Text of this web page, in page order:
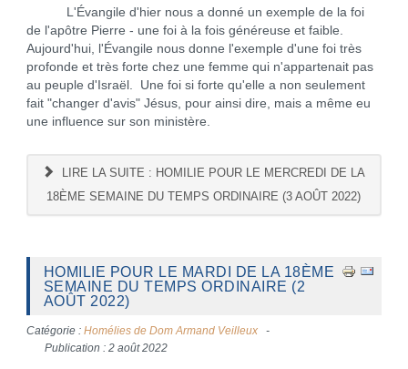
L'Évangile d'hier nous a donné un exemple de la foi
de l'apôtre Pierre - une foi à la fois généreuse et faible.
Aujourd'hui, l'Évangile nous donne l'exemple d'une foi très
profonde et très forte chez une femme qui n'appartenait pas
au peuple d'Israël. Une foi si forte qu'elle a non seulement
fait "changer d'avis" Jésus, pour ainsi dire, mais a même eu
une influence sur son ministère.
LIRE LA SUITE : HOMILIE POUR LE MERCREDI DE LA
18ÈME SEMAINE DU TEMPS ORDINAIRE (3 AOÛT 2022)
HOMILIE POUR LE MARDI DE LA 18ÈME
SEMAINE DU TEMPS ORDINAIRE (2
AOÛT 2022)
Catégorie : Homélies de Dom Armand Veilleux
Publication : 2 août 2022